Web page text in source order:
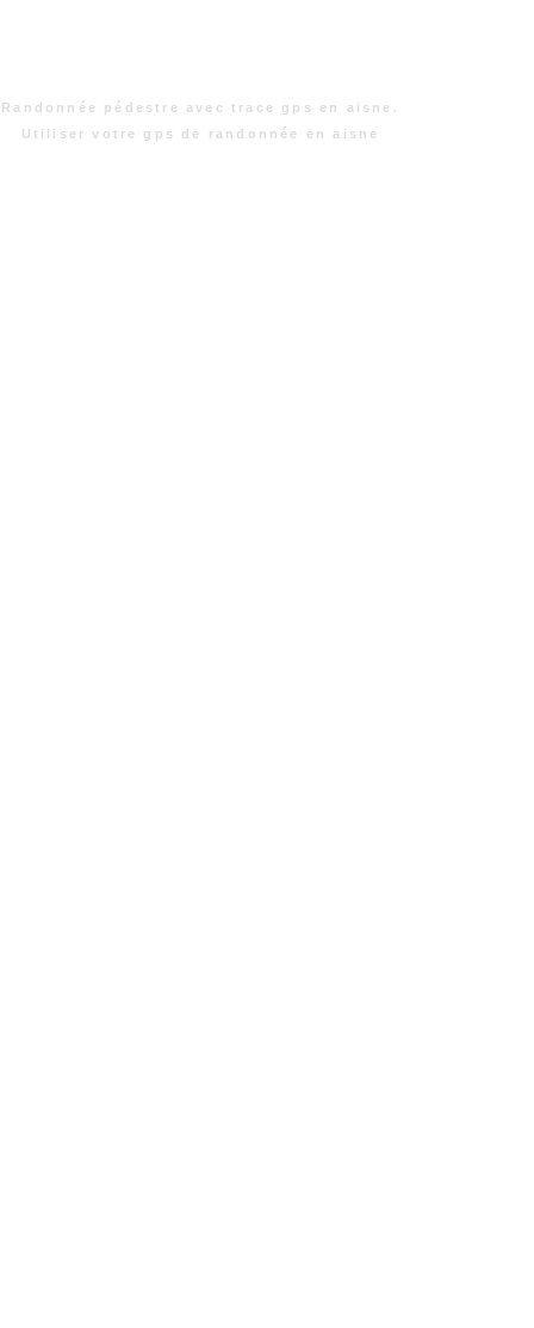
Randonnée pédestre avec trace gps en aisne.
Utiliser votre gps de randonnée en aisne